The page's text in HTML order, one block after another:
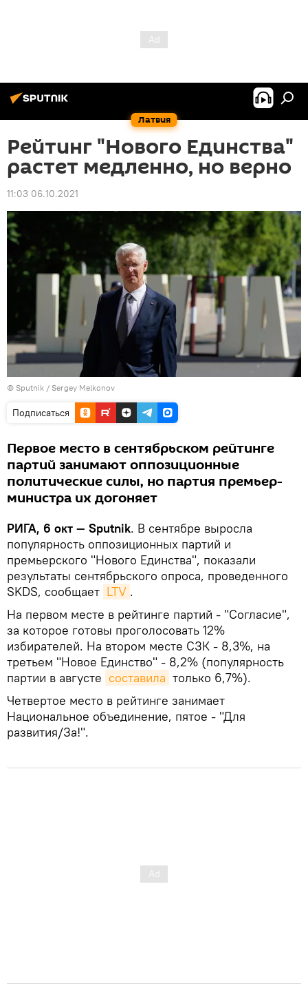
Латвия
Рейтинг "Нового Единства"
растет медленно, но верно
11:03 06.10.2021
© Sputnik / Sergey Melkonov
Подписаться
Первое место в сентябрьском рейтинге
партий занимают оппозиционные
политические силы, но партия премьер-
министра их догоняет
РИГА, 6 окт — Sputnik. В сентябре выросла
популярность оппозиционных партий и
премьерского "Нового Единства", показали
результаты сентябрьского опроса, проведенного
SKDS, сообщает LTV .
На первом месте в рейтинге партий - "Согласие",
за которое готовы проголосовать 12%
избирателей. На втором месте СЗК - 8,3%, на
третьем "Новое Единство" - 8,2% (популярность
партии в августе составила только 6,7%).
Четвертое место в рейтинге занимает
Национальное объединение, пятое - "Для
развития/За!".